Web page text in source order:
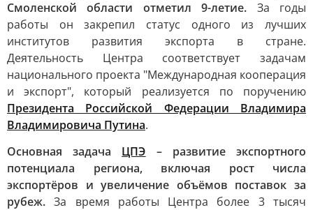
Смоленской области отметил 9-летие. За годы
работы он закрепил статус одного из лучших
институтов развития экспорта в стране.
Деятельность Центра соответствует задачам
национального проекта "Международная кооперация
и экспорт", который реализуется по поручению
Президента Российской Федерации Владимира
Владимировича Путина.
Основная задача ЦПЭ – развитие экспортного
потенциала региона, включая рост числа
экспортёров и увеличение объёмов поставок за
рубеж.За время работы Центра более 3 тысяч